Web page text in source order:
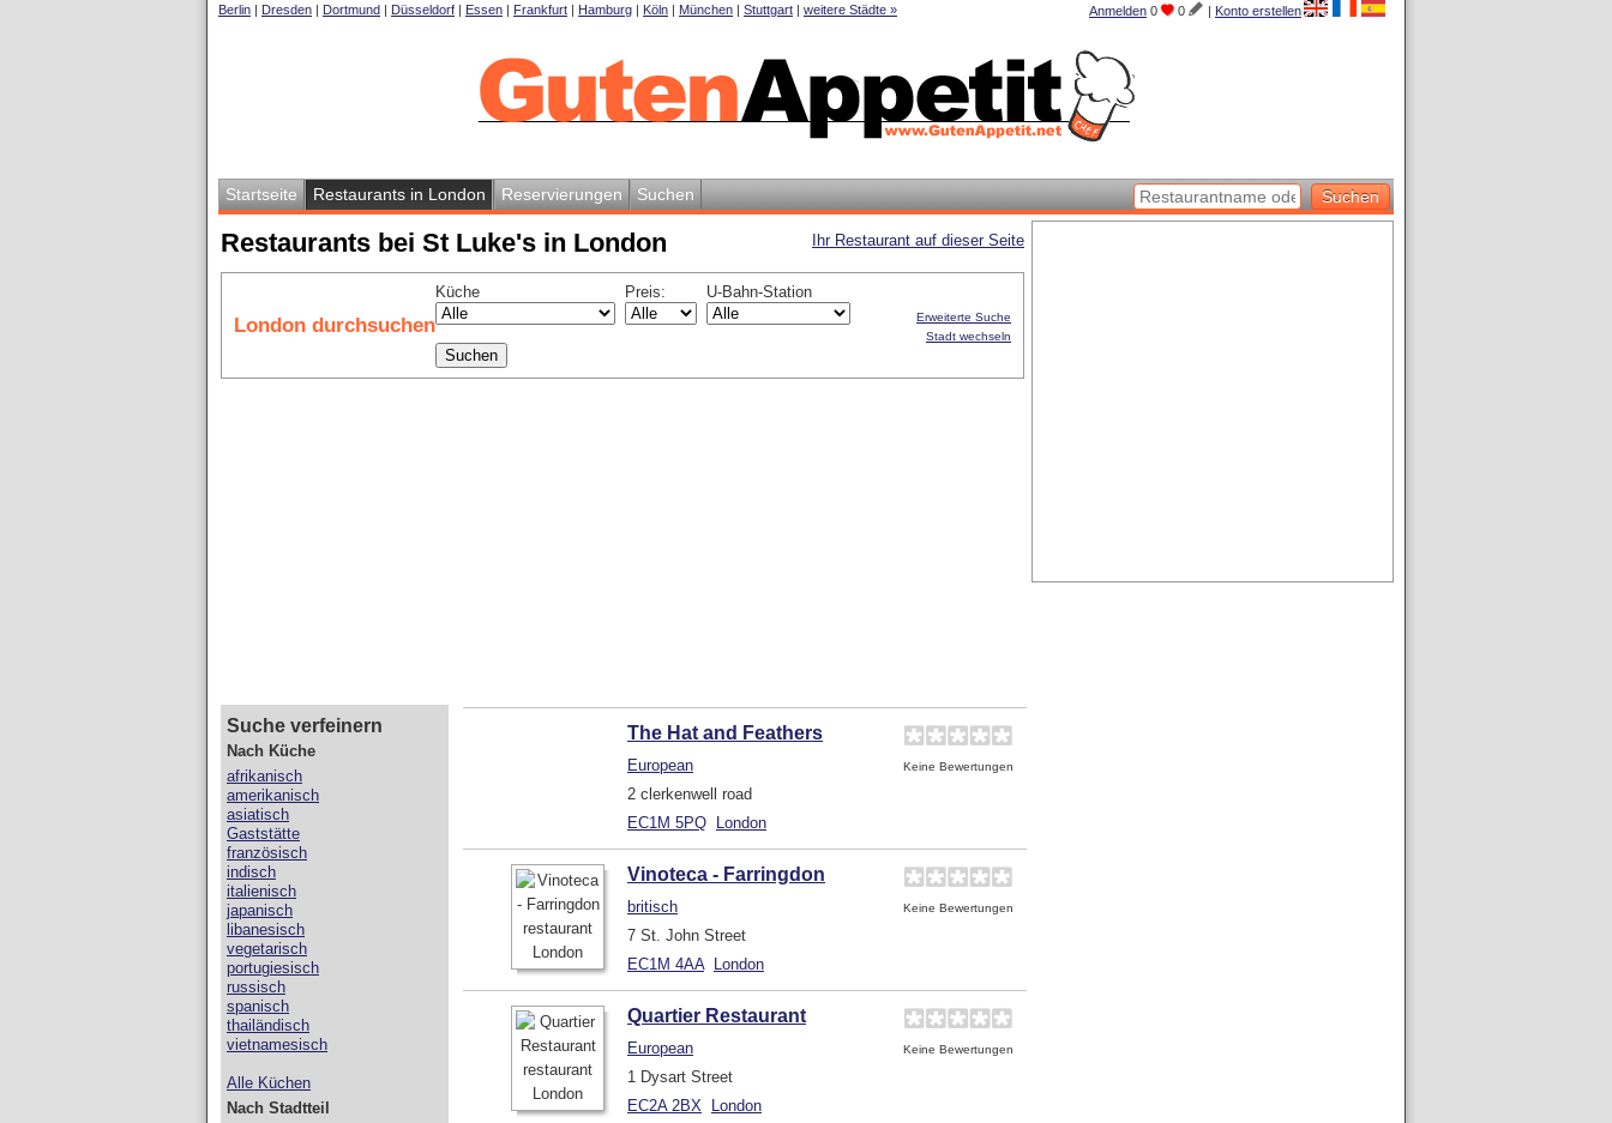
Anmelden 0 0 | Konto erstellen
Berlin | Dresden | Dortmund | Düsseldorf | Essen | Frankfurt | Hamburg | Köln | München | Stuttgart | weitere Städte »
Startseite Restaurants in London Reservierungen Suchen
Ihr Restaurant auf dieser Seite
Restaurants bei St Luke's in London
London durchsuchen
Küche Preis: U-Bahn-Station
Erweiterte Suche
Stadt wechseln
The Hat and Feathers
European Keine Bewertungen
2 clerkenwell road
EC1M 5PQ
London
Vinoteca - Farringdon
britisch Keine Bewertungen
7 St. John Street
EC1M 4AA
London
Quartier Restaurant
European Keine Bewertungen
1 Dysart Street
EC2A 2BX
London
Suche verfeinern
Nach Küche
afrikanisch
amerikanisch
asiatisch
Gaststätte
französisch
indisch
italienisch
japanisch
libanesisch
vegetarisch
portugiesisch
russisch
spanisch
thailändisch
vietnamesisch
Alle Küchen
Nach Stadtteil